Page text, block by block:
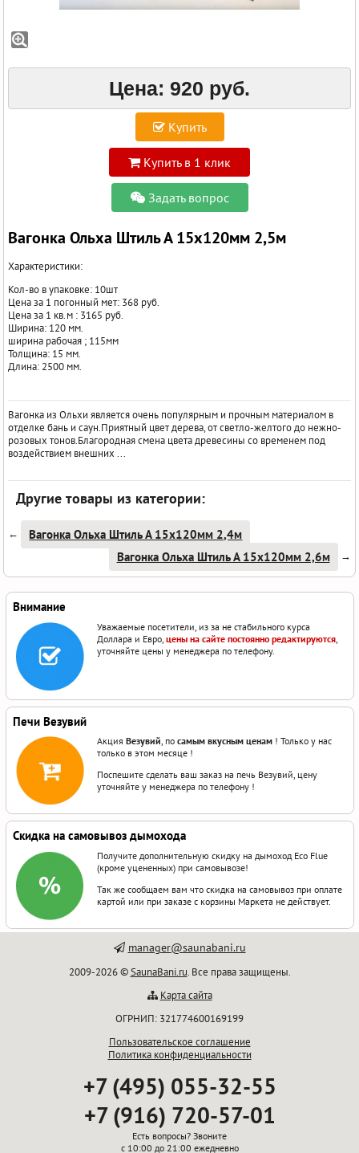
Цена: 920 руб.
Купить
Купить в 1 клик
Задать вопрос
Вагонка Ольха Штиль А 15х120мм 2,5м
Характеристики:
Кол-во в упаковке: 10шт
Цена за 1 погонный мет: 368 руб.
Цена за 1 кв.м : 3165 руб.
Ширина: 120 мм.
ширина рабочая ; 115мм
Толщина: 15 мм.
Длина: 2500 мм.
Вагонка из Ольхи является очень популярным и прочным материалом в
отделке бань и саун.Приятный цвет дерева, от светло-желтого до нежно-
розовых тонов.Благородная смена цвета древесины со временем под
воздействием внешних ...
Другие товары из категории:
←
Вагонка Ольха Штиль А 15х120мм 2,4м
Вагонка Ольха Штиль А 15х120мм 2,6м
→
Внимание
Уважаемые посетители, из за не стабильного курса
Доллара и Евро,цены на сайте постоянно редактируются
уточняйте цены у менеджера по телефону.
Печи Везувий
АкцияВезувий, посамым вкусным ценам ! Только у нас
только в этом месяце !
Поспешите сделать ваш заказ на печь Везувий, цену
уточняйте у менеджера по телефону !
Скидка на самовывоз дымохода
Получите дополнительную скидку на дымоход Eco Flue
(кроме уцененных) при самовывозе!
Так же сообщаем вам что скидка на самовывоз при оплате
картой или при заказе с корзины Маркета не действует.
manager@saunabani.ru
2009-2026 ©SaunaBani.ru. Все права защищены.
Карта сайта
ОГРНИП: 321774600169199
Пользовательское соглашение
Политика конфиденциальности
+7 (495) 055-32-55
+7 (916) 720-57-01
Есть вопросы? Звоните
с 10:00 до 21:00 ежедневно